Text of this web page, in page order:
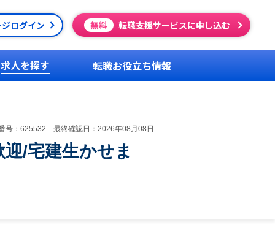
ログイン 無料 転職支援サービスに申し込む
求人を探す 転職お役立ち情報
号：625532 最終確認日：2026年08月08日
/宅建生かせま